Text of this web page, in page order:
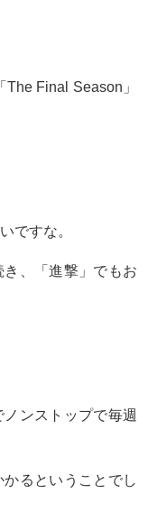
Final Season」
ですな。
、「進撃」でもお
ンストップで毎週
るということでし